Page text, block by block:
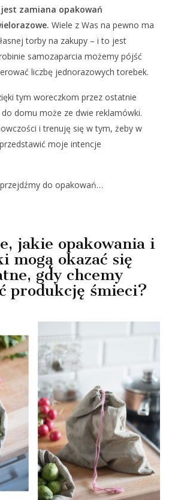
zamiana opakowań
Wiele z Was na pewno ma
torby na zakupy – i to jest
samozaparcia możemy pójść
liczbę jednorazowych torebek.
tym woreczkom przez ostatnie
domu może ze dwie reklamówki.
i trenuję się w tym, żeby w
moje intencje
do opakowań…
jakie opakowania i
mogą okazać się
gdy chcemy
produkcję śmieci?